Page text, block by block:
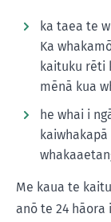
ka taea te
Ka
kaituku rēti
mēnā kua
he whai i
Me kaua te
anō te 24